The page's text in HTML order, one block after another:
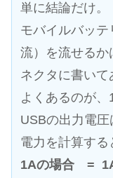
単に結論だけ。
モバイルバッ
流）を流せるか
ネクタに書いて
よくあるのが
USBの出力電圧
電力を計算する
1Aの場合 =